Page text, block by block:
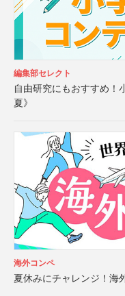
編集部セレクト
自由研究にもおすすめ！
夏》
海外コンペ
夏休みにチャレンジ！海